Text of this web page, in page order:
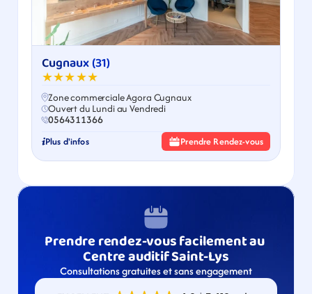
Cugnaux (31)
★★★★★
Zone commerciale Agora Cugnaux
Ouvert du Lundi au Vendredi
0564311366
Plus d'infos Prendre Rendez-vous
Prendre rendez-vous facilement au
Centre auditif Saint-Lys
Consultations gratuites et sans engagement